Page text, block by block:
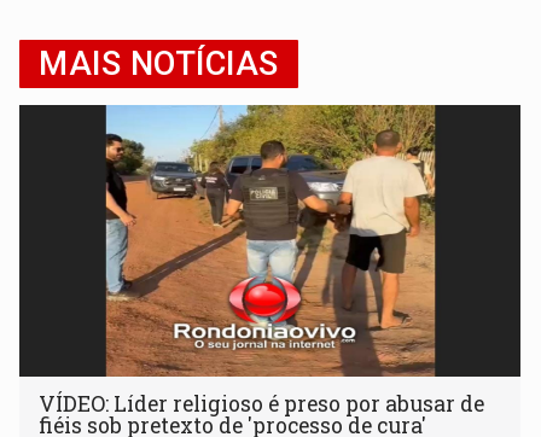
MAIS NOTÍCIAS
VÍDEO: Líder religioso é preso por abusar de
fiéis sob pretexto de 'processo de cura'